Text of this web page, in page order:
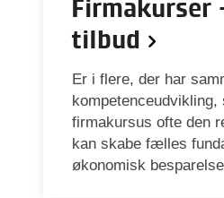
Firmakurser
tilbud
Er i flere, der har
kompetenceudvikling,
firmakursus ofte den
kan skabe fælles
økonomisk